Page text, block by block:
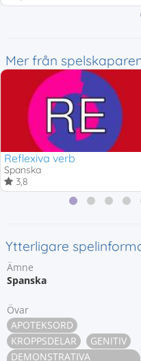
Mer från
Reflexiva verb
Spanska
3,8
Ytterligare
Ämne
Spanska
Övar
APOTEKSORD
KROPPSDELAR
GENITIV
DEMONSTRATIVA